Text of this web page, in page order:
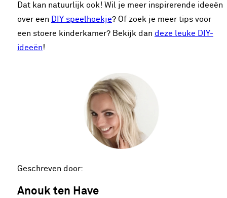
Dat kan natuurlijk ook! Wil je meer inspirerende ideeën
over een
DIY speelhoekje? Of zoek je meer tips voor
een stoere kinderkamer? Bekijk dan deze leuke DIY-
ideeën!
Geschreven door:
Anouk ten Have